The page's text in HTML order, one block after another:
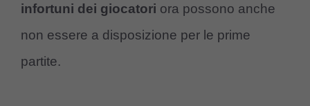
infortuni dei giocatori ora possono anche
non essere a disposizione per le prime
partite.